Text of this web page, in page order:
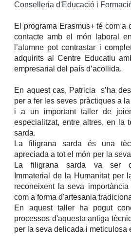
Conselleria d'Educació i
El programa Erasmus+ té com a
contacte amb el món laboral
l’alumne pot contrastar i
adquirits al Centre Educatiu
empresarial del país d’acollida.
En aquest cas, Patricia s’ha
per a fer les seves pràctiques a
i a un important taller de
especialitzat, entre altres, en la
sarda.
La filigrana sarda és una
apreciada a tot el món per la
La filigrana sarda va ser
Immaterial de la Humanitat per
reconeixent la seva
com a forma d'artesania
En aquest taller ha pogut
processos d'aquesta antiga
per la seva delicada i meticulosa